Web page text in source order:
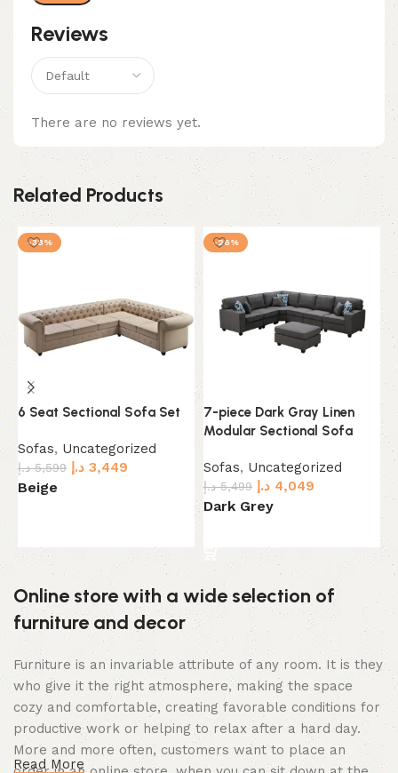
Reviews
There are no reviews yet.
Related Products
-38%
6 Seat Sectional Sofa Set
Sofas, Uncategorized
5,599 د.إ 3,449 د.إ
Beige
-26%
7-piece Dark Gray Linen
Modular Sectional Sofa
Sofas, Uncategorized
5,499 د.إ 4,049 د.إ
Dark Grey
Online store with a wide selection of
furniture and decor
Furniture is an invariable attribute of any room. It is they
who give it the right atmosphere, making the space
cozy and comfortable, creating favorable conditions for
productive work or helping to relax after a hard day.
More and more often, customers want to place an
Read More